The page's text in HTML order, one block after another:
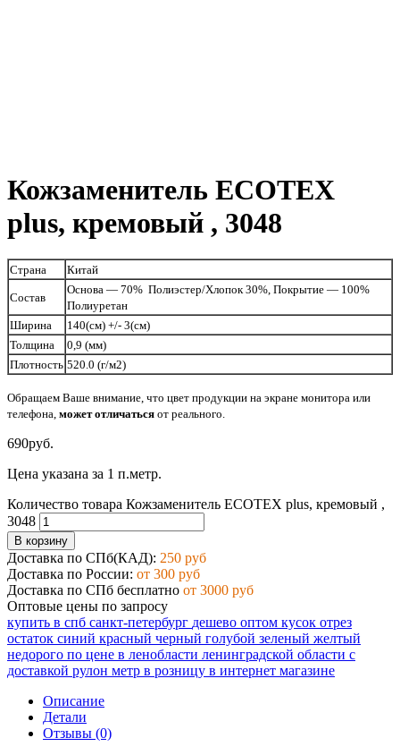
Кожзаменитель ECOTEX
plus, кремовый , 3048
Страна Китай
Состав
Основа — 70% Полиэстер/Хлопок 30%, Покрытие — 100%
Полиуретан
Ширина
140(см) +/- 3(см)
Толщина
0,9 (мм)
Плотность 520.0 (г/м2)
Обращаем Ваше внимание, что цвет продукции на экране монитора или
телефона, может отличаться от реального.
690руб.
Цена указана за 1 п.метр.
Количество товара Кожзаменитель ECOTEX plus, кремовый ,
3048
В корзину
Доставка по СПб(КАД): 250 руб
Доставка по России: от 300 руб
Доставка по СПб бесплатно от 3000 руб
Оптовые цены по запросу
купить в спб санкт-петербург дешево оптом кусок отрез
остаток синий красный черный голубой зеленый желтый
недорого по цене в ленобласти ленинградской области с
доставкой рулон метр в розницу в интернет магазине
Описание
Детали
Отзывы (0)